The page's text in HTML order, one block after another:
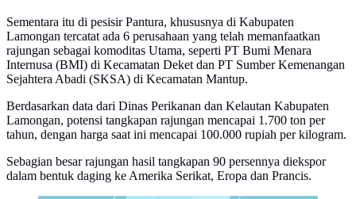
Sementara itu di pesisir Pantura, khususnya di Kabupaten
Lamongan tercatat ada 6 perusahaan yang telah memanfaatkan
rajungan sebagai komoditas Utama, seperti PT Bumi Menara
Internusa (BMI) di Kecamatan Deket dan PT Sumber Kemenangan
Sejahtera Abadi (SKSA) di Kecamatan Mantup.
Berdasarkan data dari Dinas Perikanan dan Kelautan Kabupaten
Lamongan, potensi tangkapan rajungan mencapai 1.700 ton per
tahun, dengan harga saat ini mencapai 100.000 rupiah per kilogram.
Sebagian besar rajungan hasil tangkapan 90 persennya diekspor
dalam bentuk daging ke Amerika Serikat, Eropa dan Prancis.